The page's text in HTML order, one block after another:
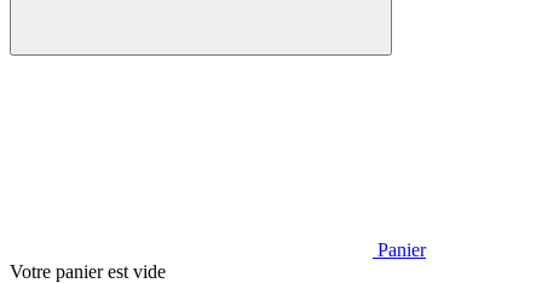
Panier
Votre panier est vide